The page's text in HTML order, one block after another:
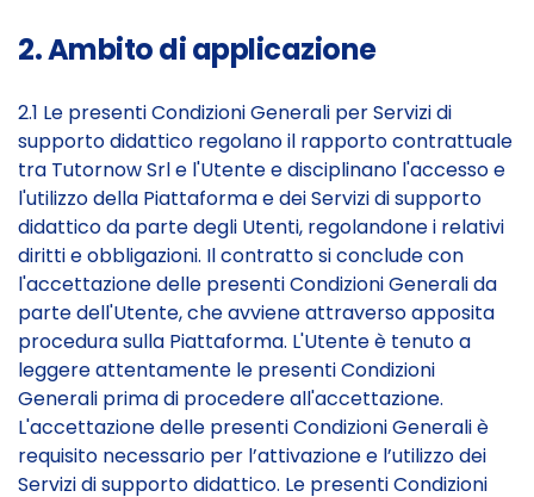
2. Ambito di applicazione
2.1 Le presenti Condizioni Generali per Servizi di
supporto didattico regolano il rapporto contrattuale
tra Tutornow Srl e l'Utente e disciplinano l'accesso e
l'utilizzo della Piattaforma e dei Servizi di supporto
didattico da parte degli Utenti, regolandone i relativi
diritti e obbligazioni. Il contratto si conclude con
l'accettazione delle presenti Condizioni Generali da
parte dell'Utente, che avviene attraverso apposita
procedura sulla Piattaforma. L'Utente è tenuto a
leggere attentamente le presenti Condizioni
Generali prima di procedere all'accettazione.
L'accettazione delle presenti Condizioni Generali è
requisito necessario per l’attivazione e l’utilizzo dei
Servizi di supporto didattico. Le presenti Condizioni